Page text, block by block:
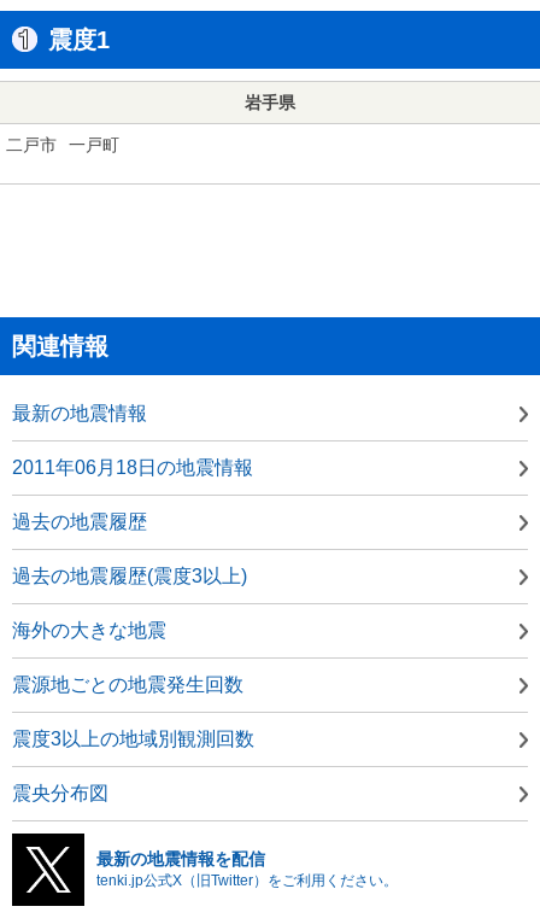
震度1
岩手県
二戸市 一戸町
関連情報
最新の地震情報
2011年06月18日の地震情報
過去の地震履歴
過去の地震履歴(震度3以上)
海外の大きな地震
震源地ごとの地震発生回数
震度3以上の地域別観測回数
震央分布図
最新の地震情報を配信
tenki.jp公式X（旧Twitter）をご利用ください。